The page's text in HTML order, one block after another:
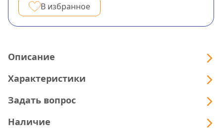
В избранное
Описание
Характеристики
Задать вопрос
Наличие